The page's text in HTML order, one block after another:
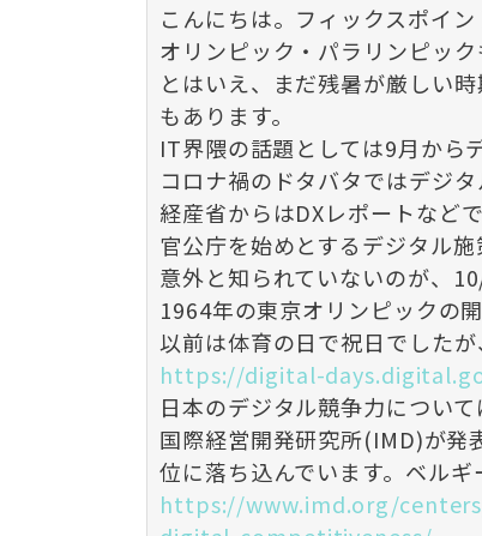
こんにちは。フィックスポイン
オリンピック・パラリンピッ
とはいえ、まだ残暑が厳しい
もあります。
IT界隈の話題としては9月から
コロナ禍のドタバタではデジタ
経産省からはDXレポートなど
官公庁を始めとするデジタル
意外と知られていないのが、
1964年の東京オリンピックの
以前は体育の日で祝日でした
https://digital-
日本のデジタル競争力につい
国際経営開発研究所(IMD)が発
位に落ち込んでいます。ベルギ
https://www.imd.org/